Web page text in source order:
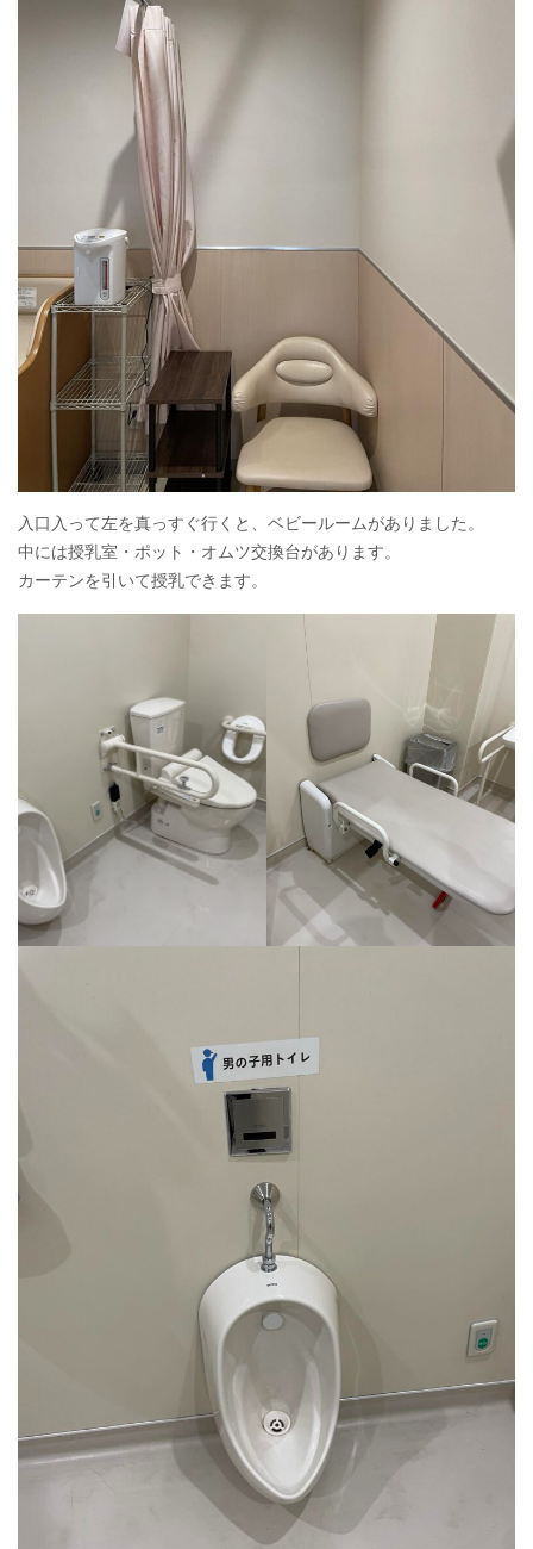
入口入って左を真っすぐ行くと、ベビールームがありました。
中には授乳室・ポット・オムツ交換台があります。
カーテンを引いて授乳できます。